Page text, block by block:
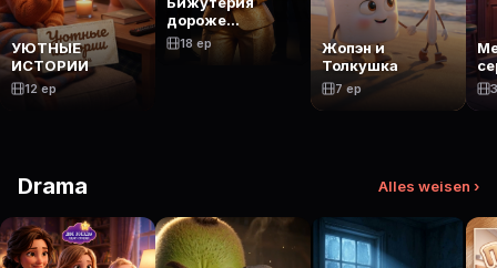
УЮТНЫЕ
ИСТОРИИ
12 ep
дороже
бриллиантов
18 ep
Жопэн и
Толкушка
7 ep
Drama Alles weisen ›